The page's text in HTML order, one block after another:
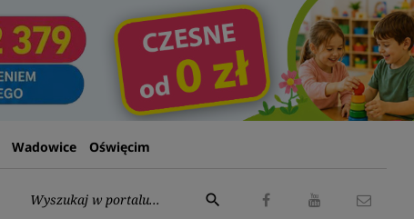
Wadowice Oświęcim
Wyszukaj:
search